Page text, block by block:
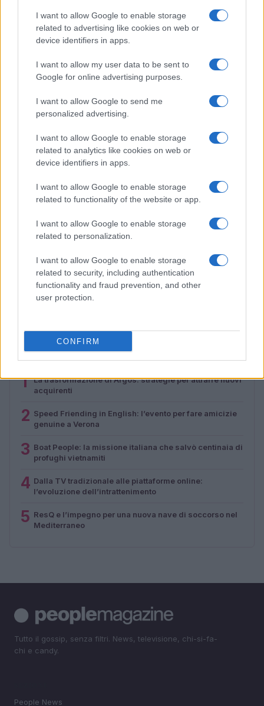
I want to allow Google to enable storage
related to advertising like cookies on web or
device identifiers in apps.
I want to allow my user data to be sent to
Google for online advertising purposes.
I want to allow Google to send me
personalized advertising.
I want to allow Google to enable storage
related to analytics like cookies on web or
device identifiers in apps.
I want to allow Google to enable storage
related to functionality of the website or app.
I want to allow Google to enable storage
related to personalization.
I want to allow Google to enable storage
related to security, including authentication
functionality and fraud prevention, and other
user protection.
CONFIRM
Speed Friending in English: l’evento per fare amicizie
genuine a Verona
TELEVISIONE
Boat People: la missione italiana che salvò centinaia di
profughi vietnamiti
Cristian Castiglioni · 7 Ago 2026
PIÙ LETTI
1
La trasformazione di Argos: strategie per attrarre nuovi
acquirenti
2 Speed Friending in English: l’evento per fare amicizie
genuine a Verona
3 Boat People: la missione italiana che salvò centinaia di
profughi vietnamiti
4 Dalla TV tradizionale alle piattaforme online:
l’evoluzione dell’intrattenimento
5 ResQ e l’impegno per una nuova nave di soccorso nel
Mediterraneo
Tutto il gossip, senza filtri. News, televisione, chi-si-fa-
chi e candy.
People News